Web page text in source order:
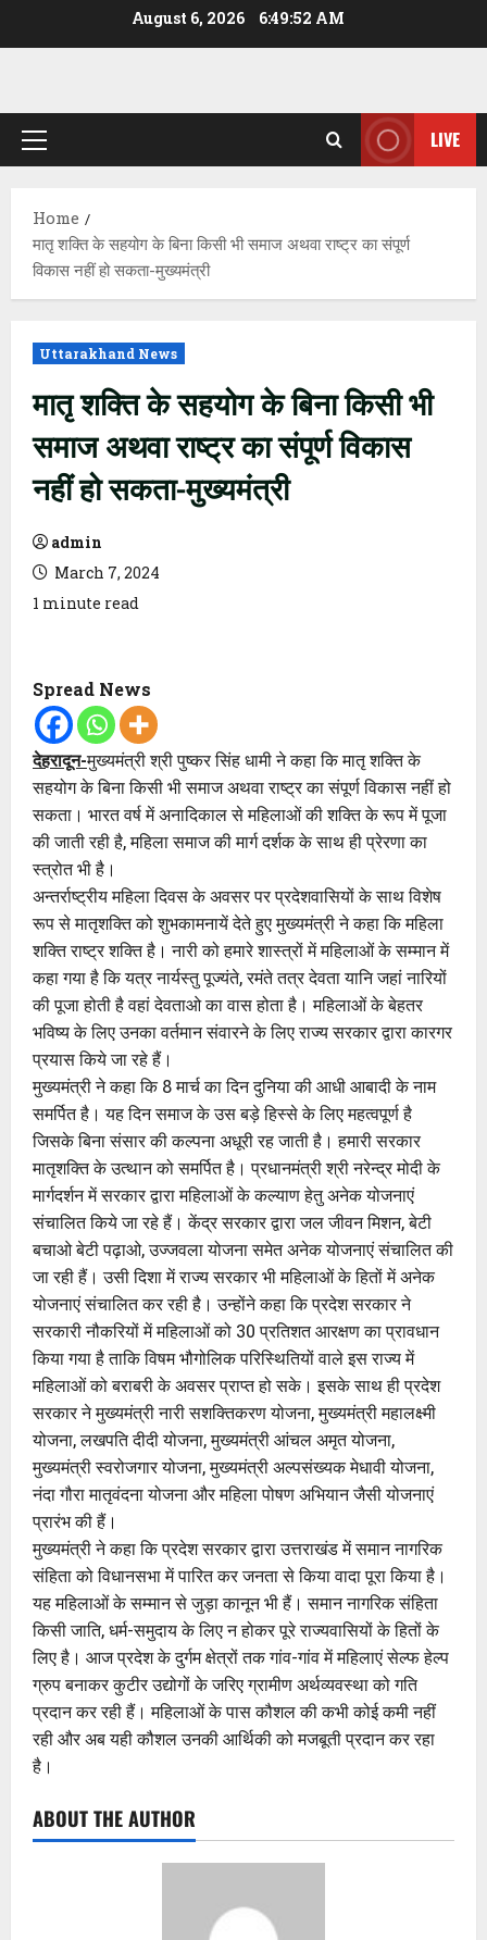
August 6, 2026 6:49:53 AM
Primary
LIVE
Home
मातृ शक्ति के सहयोग के बिना किसी भी समाज अथवा राष्ट्र का संपूर्ण
विकास नहीं हो सकता-मुख्यमंत्री
Uttarakhand News
मातृ शक्ति के सहयोग के बिना किसी भी
समाज अथवा राष्ट्र का संपूर्ण विकास
नहीं हो सकता-मुख्यमंत्री
admin
March 7, 2024
1 minute read
Spread News
देहरादून-मुख्यमंत्री श्री पुष्कर सिंह धामी ने कहा कि मातृ शक्ति के
सहयोग के बिना किसी भी समाज अथवा राष्ट्र का संपूर्ण विकास नहीं हो
सकता। भारत वर्ष में अनादिकाल से महिलाओं की शक्ति के रूप में पूजा
की जाती रही है, महिला समाज की मार्ग दर्शक के साथ ही प्रेरणा का
स्त्रोत भी है।
अन्तर्राष्ट्रीय महिला दिवस के अवसर पर प्रदेशवासियों के साथ विशेष
रूप से मातृशक्ति को शुभकामनायें देते हुए मुख्यमंत्री ने कहा कि महिला
शक्ति राष्ट्र शक्ति है। नारी को हमारे शास्त्रों में महिलाओं के सम्मान में
कहा गया है कि यत्र नार्यस्तु पूज्यंते, रमंते तत्र देवता यानि जहां नारियों
की पूजा होती है वहां देवताओ का वास होता है। महिलाओं के बेहतर
भविष्य के लिए उनका वर्तमान संवारने के लिए राज्य सरकार द्वारा कारगर
प्रयास किये जा रहे हैं।
मुख्यमंत्री ने कहा कि 8 मार्च का दिन दुनिया की आधी आबादी के नाम
समर्पित है। यह दिन समाज के उस बड़े हिस्से के लिए महत्वपूर्ण है
जिसके बिना संसार की कल्पना अधूरी रह जाती है। हमारी सरकार
मातृशक्ति के उत्थान को समर्पित है। प्रधानमंत्री श्री नरेन्द्र मोदी के
मार्गदर्शन में सरकार द्वारा महिलाओं के कल्याण हेतु अनेक योजनाएं
संचालित किये जा रहे हैं। केंद्र सरकार द्वारा जल जीवन मिशन, बेटी
बचाओ बेटी पढ़ाओ, उज्जवला योजना समेत अनेक योजनाएं संचालित की
जा रही हैं। उसी दिशा में राज्य सरकार भी महिलाओं के हितों में अनेक
योजनाएं संचालित कर रही है। उन्होंने कहा कि प्रदेश सरकार ने
सरकारी नौकरियों में महिलाओं को 30 प्रतिशत आरक्षण का प्रावधान
किया गया है ताकि विषम भौगोलिक परिस्थितियों वाले इस राज्य में
महिलाओं को बराबरी के अवसर प्राप्त हो सके। इसके साथ ही प्रदेश
सरकार ने मुख्यमंत्री नारी सशक्तिकरण योजना, मुख्यमंत्री महालक्ष्मी
योजना, लखपति दीदी योजना, मुख्यमंत्री आंचल अमृत योजना,
मुख्यमंत्री स्वरोजगार योजना, मुख्यमंत्री अल्पसंख्यक मेधावी योजना,
नंदा गौरा मातृवंदना योजना और महिला पोषण अभियान जैसी योजनाएं
प्रारंभ की हैं।
मुख्यमंत्री ने कहा कि प्रदेश सरकार द्वारा उत्तराखंड में समान नागरिक
संहिता को विधानसभा में पारित कर जनता से किया वादा पूरा किया है।
यह महिलाओं के सम्मान से जुड़ा कानून भी हैं। समान नागरिक संहिता
किसी जाति, धर्म-समुदाय के लिए न होकर पूरे राज्यवासियों के हितों के
लिए है। आज प्रदेश के दुर्गम क्षेत्रों तक गांव-गांव में महिलाएं सेल्फ हेल्प
ग्रुप बनाकर कुटीर उद्योगों के जरिए ग्रामीण अर्थव्यवस्था को गति
प्रदान कर रही हैं। महिलाओं के पास कौशल की कभी कोई कमी नहीं
रही और अब यही कौशल उनकी आर्थिकी को मजबूती प्रदान कर रहा
है।
ABOUT THE AUTHOR